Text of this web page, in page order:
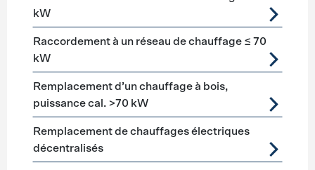
kW
Raccordement à un réseau de chauffage ≤ 70
kW
Remplacement d’un chauffage à bois,
puissance cal. >70 kW
Remplacement de chauffages électriques
décentralisés